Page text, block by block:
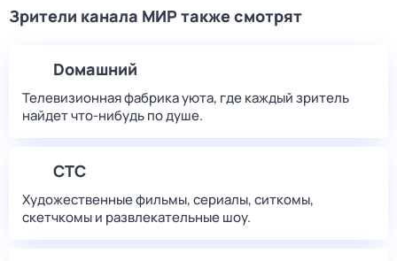
Зрители канала МИР также смотрят
Dомашний
Телевизионная фабрика уюта, где каждый зритель
найдет что‑нибудь по душе.
СТС
Художественные фильмы, сериалы, ситкомы,
скетчкомы и развлекательные шоу.